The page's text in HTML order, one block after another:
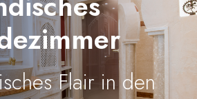
Flair in den